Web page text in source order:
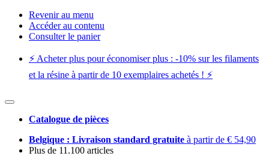
Revenir au menu
Accéder au contenu
Consulter le panier
⚡️ Acheter plus pour économiser plus : -10% sur les filaments
et la résine à partir de 10 exemplaires achetés ! ⚡️
Catalogue de pièces
Belgique : Livraison standard gratuite à partir de € 54,90
Plus de 11.100 articles